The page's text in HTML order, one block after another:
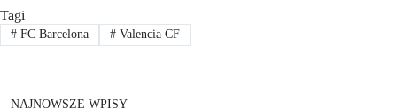
Tagi
#FC Barcelona #Valencia CF
NAJNOWSZE WPISY